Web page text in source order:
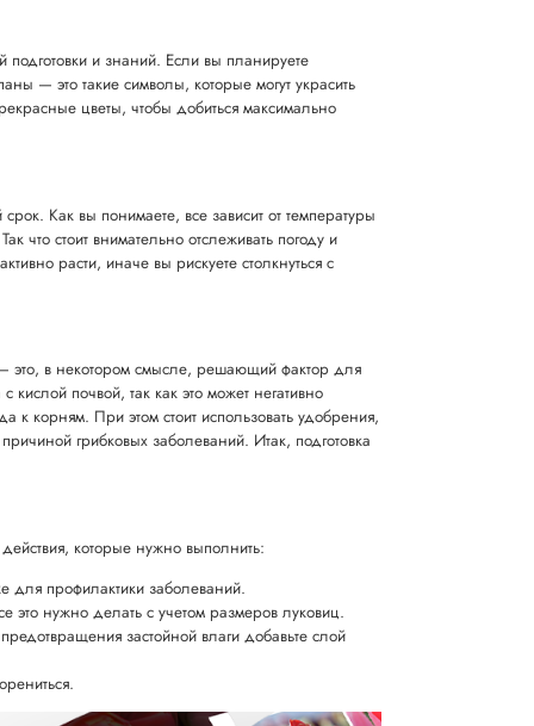
и знаний. Если вы планируете
— это такие символы, которые могут украсить
цветы, чтобы добиться максимально
Как вы понимаете, все зависит от температуры
что стоит внимательно отслеживать погоду и
расти, иначе вы рискуете столкнуться с
— это, в некотором смысле, решающий фактор для
почвой, так как это может негативно
к корням. При этом стоит использовать удобрения,
грибковых заболеваний. Итак, подготовка
которые нужно выполнить:
для профилактики заболеваний.
нужно делать с учетом размеров луковиц.
застойной влаги добавьте слой